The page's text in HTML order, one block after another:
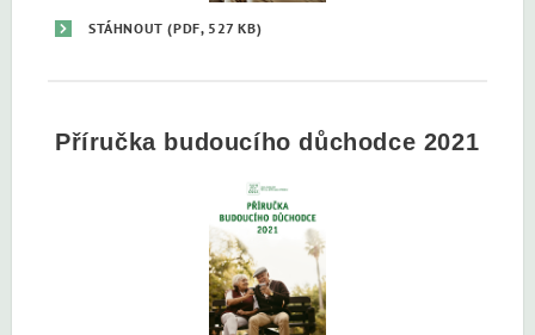
STÁHNOUT(PDF, 527 KB)
Příručka budoucího důchodce 2021